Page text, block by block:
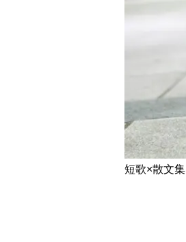
短歌×散文